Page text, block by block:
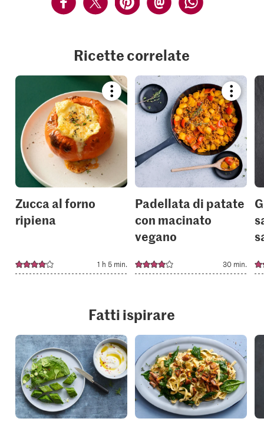
Ricette correlate
Bookmark
recipe
or
add
it
to
your
collections.
Zucca al forno
ripiena
1 h 5 min.
recipe
or
add
it
to
your
Padellata di patate
con macinato
vegano
30 min.
Fatti ispirare